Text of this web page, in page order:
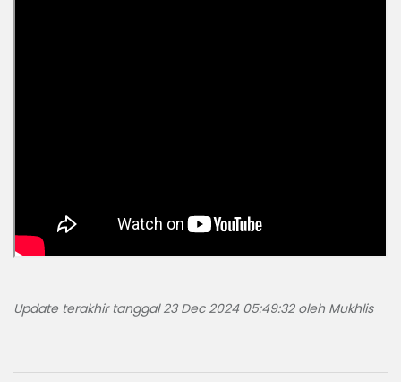
Update terakhir tanggal 23 Dec 2024 05:49:32 oleh Mukhlis